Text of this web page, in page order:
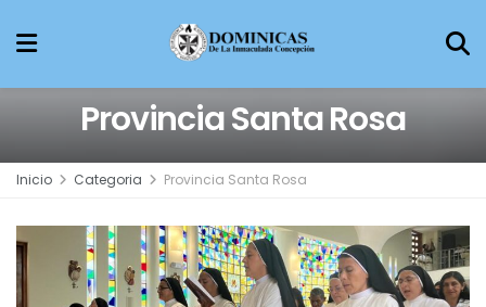
Provincia Santa Rosa
Inicio Categoria Provincia Santa Rosa